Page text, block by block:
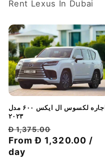
Rent Lexus In Dubai
اجاره لکسوس ال ایکس ۶۰۰ مدل
۲۰۲۳
قیمت
معمولی
Đ 1,375.00
با
From Đ 1,320.00 /
day